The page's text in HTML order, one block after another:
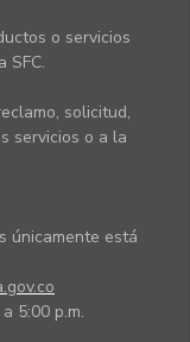
o servicios
SFC.
solicitud,
servicios o a la
únicamente está
5:00 p.m.